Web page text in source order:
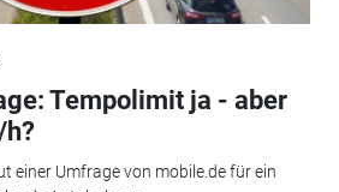
Tempolimit ja - aber
einer Umfrage von mobile.de für ein